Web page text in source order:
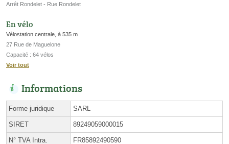
Arrêt Rondelet - Rue Rondelet
En vélo
Vélostation centrale, à 535 m
27 Rue de Maguelone
Capacité : 64 vélos
Voir tout
Informations
Forme juridique SARL
SIRET 89249059000015
N° TVA Intra. FR85892490590